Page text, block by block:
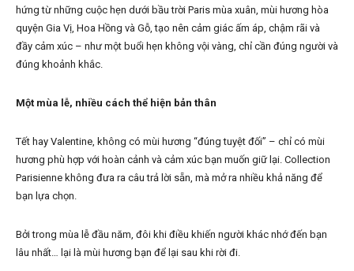
hứng từ những cuộc hẹn dưới bầu trời Paris mùa xuân, mùi hương hòa
quyện Gia Vị, Hoa Hồng và Gỗ, tạo nên cảm giác ấm áp, chậm rãi và
đầy cảm xúc – như một buổi hẹn không vội vàng, chỉ cần đúng người và
đúng khoảnh khắc.
Một mùa lễ, nhiều cách thể hiện bản thân
Tết hay Valentine, không có mùi hương “đúng tuyệt đối” – chỉ có mùi
hương phù hợp với hoàn cảnh và cảm xúc bạn muốn giữ lại. Collection
Parisienne không đưa ra câu trả lời sẵn, mà mở ra nhiều khả năng để
bạn lựa chọn.
Bởi trong mùa lễ đầu năm, đôi khi điều khiến người khác nhớ đến bạn
lâu nhất… lại là mùi hương bạn để lại sau khi rời đi.